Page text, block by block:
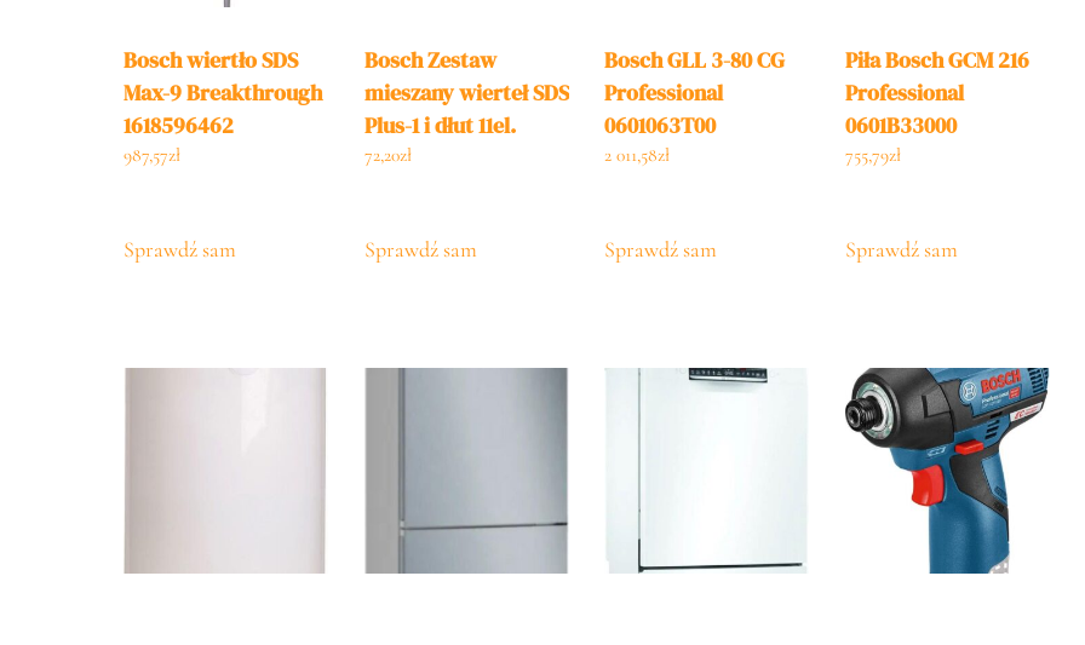
Bosch wiertło SDS
Max-9 Breakthrough
1618596462
987,57zł
Sprawdź sam
Bosch Zestaw
mieszany wierteł SDS
Plus-1 i dłut 11el.
2608578765
72,20zł
Sprawdź sam
Bosch GLL 3-80 CG
Professional
0601063T00
2 011,58zł
Sprawdź sam
Piła Bosch GCM 216
Professional
0601B33000
755,79zł
Sprawdź sam